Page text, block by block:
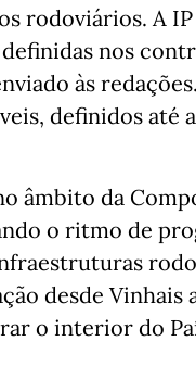
rodoviários. A
nos
às
definidos até
âmbito da
o ritmo de
desde Vinhais
o interior do